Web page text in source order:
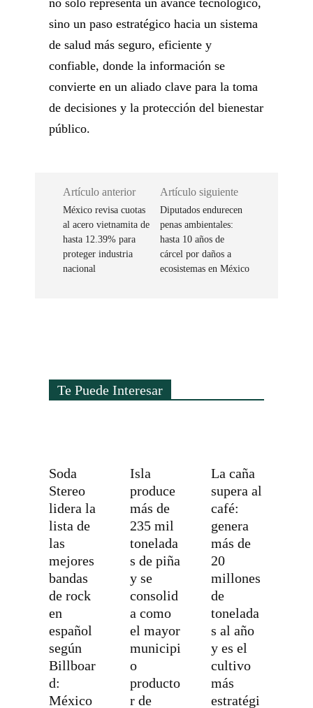
sino un paso estratégico hacia un sistema
de salud más seguro, eficiente y
confiable, donde la información se
convierte en un aliado clave para la toma
de decisiones y la protección del bienestar
público.
Artículo anterior
México revisa cuotas
al acero vietnamita de
hasta 12.39% para
proteger industria
nacional
Artículo siguiente
Diputados endurecen
penas ambientales:
hasta 10 años de
cárcel por daños a
ecosistemas en México
Te Puede Interesar
Soda
Stereo
lidera la
lista de
las
mejores
bandas
de rock
en
español
según
Billboar
d:
México
Isla
produce
más de
235 mil
tonelada
s de piña
y se
consolid
a como
el mayor
municipi
o
producto
r de
La caña
supera al
café:
genera
más de
20
millones
de
tonelada
s al año
y es el
cultivo
más
estratégi